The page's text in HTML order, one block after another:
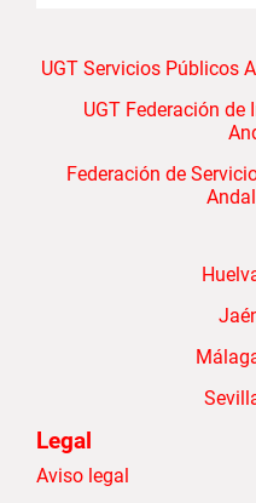
UGT Servicios Públicos
UGT Federación
Federación de
Legal
Aviso legal